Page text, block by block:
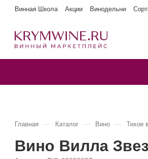
Винная Школа Акции Винодельни
Главная — Каталог — Вино — Тихое
Вино Вилла